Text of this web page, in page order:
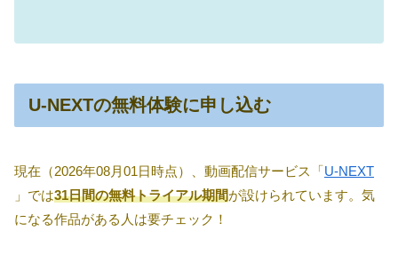
U-NEXTの無料体験に申し込む
現在（2026年08月01日時点）、動画配信サービス「U-NEXT
」では31日間の無料トライアル期間が設けられています。気
になる作品がある人は要チェック！